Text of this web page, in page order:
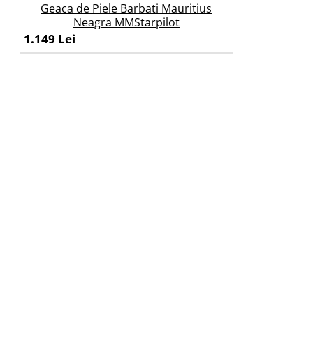
Geaca de Piele Barbati Mauritius
Neagra MMStarpilot
1.149 Lei